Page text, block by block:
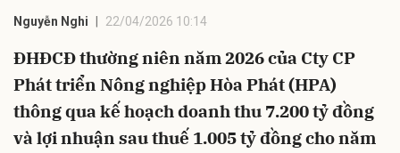
Nguyễn Nghi 22/04/2026 10:14
ĐHĐCĐ thường niên năm 2026 của Cty CP
Phát triển Nông nghiệp Hòa Phát (HPA)
thông qua kế hoạch doanh thu 7.200 tỷ đồng
và lợi nhuận sau thuế 1.005 tỷ đồng cho năm
Hủy